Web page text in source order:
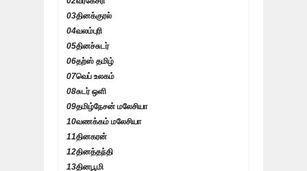
03தினக்குரல்
04வலம்புரி
05தினச்சுடர்
06தற்ஸ் தமிழ்
07வெப் உலகம்
08சுடர் ஒளி
09தமிழ்நேசன் மலேசியா
10வணக்கம் மலேசியா
11தினகரன்
12தினத்தந்தி
13தினபூமி